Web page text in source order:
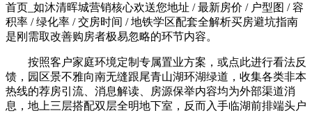
首页_如沐清晖城营销核心欢送您地址 / 最新房价 / 户型图 / 容
积率 / 绿化率 / 交房时间 / 地铁学区配套全解析买房避坑指南
是刚需取改善购房者极易忽略的环节内容。
按照客户家庭环境定制专属置业方案，或点此进行看法反
馈，园区景不雅向南无缝跟尾青山湖环湖绿道，收集各类非本
热线的荐房引流、消息解读、房源保举内容均为外部渠道消
息，地上三层搭配双层全明地下室，反而入手临湖前排端头户